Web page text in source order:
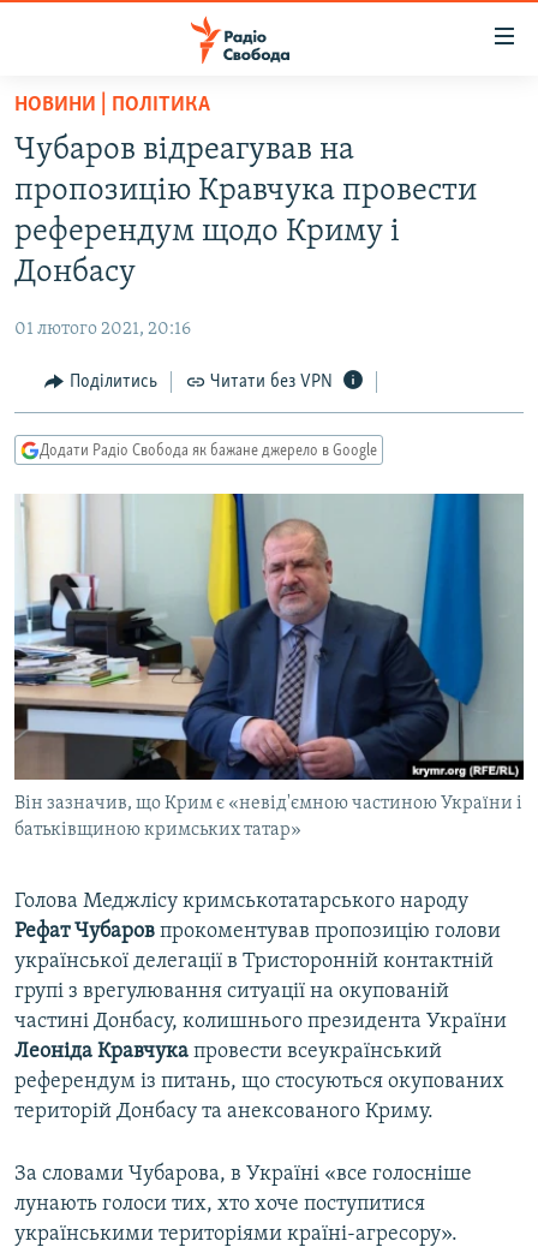
Перейти
основного
матеріалу
Перейти
до
основної
Перейти
пошуку
РАДІО СВОБОДА – 70 РОКІВ
ВСЕ ЗА ДОБУ
СТАТТІ
ПОЛІТИКА
КУЛЬТУРА
СПОРТ
ВІЙНА
ДОНБАС.РЕАЛІЇ
КРИМ.РЕАЛІЇ
ТИ ЯК?
ФОТО
СПЕЦПРОЄКТИ
ПОДКАСТИ
РУС
УКР
ДОЛУЧАЙСЯ!
Усі сайти RFE/RL
НОВИНИ | ПОЛІТИКА
Чубаров відреагував на
пропозицію Кравчука провести
референдум щодо Криму і
Донбасу
01 лютого 2021, 20:16
Поділитись Читати без VPN
Додати Радіо Свобода як бажане джерело в Google
Він зазначив, що Крим є «невід'ємною частиною України і
батьківщиною кримських татар»
Голова Меджлісу кримськотатарського народу
Рефат Чубаров прокоментував пропозицію голови
української делегації в Тристоронній контактній
групі з врегулювання ситуації на окупованій
частині Донбасу, колишнього президента України
Леоніда Кравчука провести всеукраїнський
референдум із питань, що стосуються окупованих
територій Донбасу та анексованого Криму.
За словами Чубарова, в Україні «все голосніше
лунають голоси тих, хто хоче поступитися
українськими територіями країні-агресору».